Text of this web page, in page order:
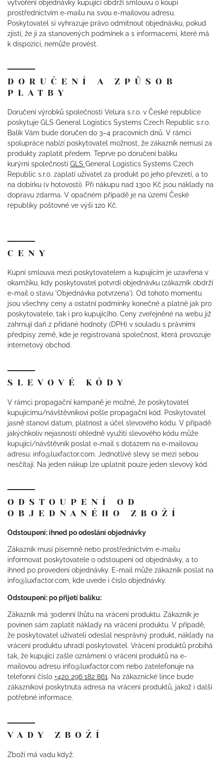
vytvoření objednávky kupující obdrží smlouvu o koupi
prostřednictvím e-mailu na svou e-mailovou adresu.
Poskytovatel si vyhrazuje právo odmítnout objednávku, pokud
zjistí, že ji za stanovených podmínek a s informacemi, které má
k dispozici, nemůže provést.
DORUČENÍ A ZPŮSOB
PLATBY
Doručení výrobků společnosti Velura s.r.o. v České republice
poskytuje GLS General Logistics Systems Czech Republic s.r.o.
Balík Vám bude doručen do 3–4 pracovních dnů. V rámci
spolupráce nabízí poskytovatel možnost, že zákazník nemusí za
produkty zaplatit předem. Teprve po doručení balíku
kurýrní společností GLS General Logistics Systems Czech
Republic s.r.o. zaplatí uživatel za produkt po jeho převzetí, a to
na dobírku (v hotovosti). Při nákupu nad 1300 Kč jsou náklady na
dopravu zdarma. V opačném případě je na území České
republiky poštovné ve výši 120 Kč.
CENY
Kupní smlouva mezi poskytovatelem a kupujícím je uzavřena v
okamžiku, kdy poskytovatel potvrdí objednávku (zákazník obdrží
e-mail o stavu 'Objednávka potvrzena'). Od tohoto momentu
jsou všechny ceny a ostatní podmínky konečné a platné jak pro
poskytovatele, tak i pro kupujícího. Ceny zveřejněné na webu již
zahrnují daň z přidané hodnoty (DPH) v souladu s právními
předpisy země, kde je registrovaná společnost, která provozuje
internetový obchod.
SLEVOVÉ KÓDY
V rámci propagační kampaně je možné, že poskytovatel
kupujícímu/návštěvníkovi pošle propagační kód. Poskytovatel
jasně stanoví datum, platnost a účel slevového kódu. V případě
jakýchkoliv nejasností ohledně využití slevového kódu může
kupující/návštěvník poslat e-mail s dotazem na e-mailovou
adresu: info@luxfactor.com. Jednotlivé slevy se mezi sebou
nesčítají. Na jeden nákup lze uplatnit pouze jeden slevový kód.
ODSTOUPENÍ OD
OBJEDNANÉHO ZBOŽÍ
Odstoupení: ihned po odeslání objednávky
Zákazník musí písemně nebo prostřednictvím e-mailu
informovat poskytovatele o odstoupení od objednávky, a to
ihned po provedení objednávky. E-mail může zákazník poslat na
info@luxfactor.com, kde uvede i číslo objednávky.
Odstoupení: po přijetí balíku:
Zákazník má 30denní lhůtu na vrácení produktu. Zákazník je
povinen sám zaplatit náklady na vrácení produktu. V případě,
že poskytovatel uživateli odeslal nesprávný produkt, náklady na
vrácení produktu uhradí poskytovatel. Vrácení produktů probíhá
tak, že kupující zašle oznámení o vrácení produktů na e-
mailovou adresu info@luxfactor.com nebo zatelefonuje na
telefonní číslo +420 296 182 861. Na zákaznické lince bude
zákazníkovi poskytnuta adresa na vrácení produktů, jakož i další
potřebné informace.
VADY ZBOŽÍ
Zboží má vadu když: